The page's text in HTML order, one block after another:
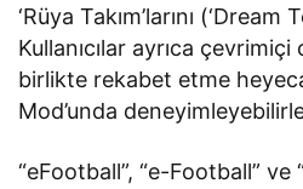
‘Rüya Takım’larını
Kullanıcılar ayrıca
birlikte rekabet etme
Mod’unda
“eFootball”, “e-Football” ve